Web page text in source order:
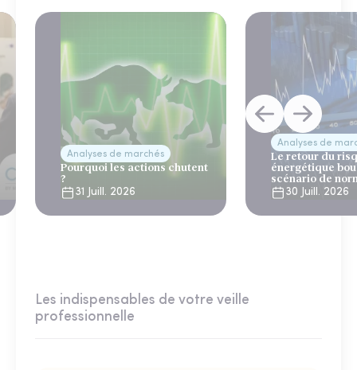
Analyses de marchés
Pourquoi les actions chutent
?
31 Juill. 2026
Analyses de
Le retour du
énergétique
scénario de
30 Juill. 2026
Les indispensables de votre veille
professionnelle